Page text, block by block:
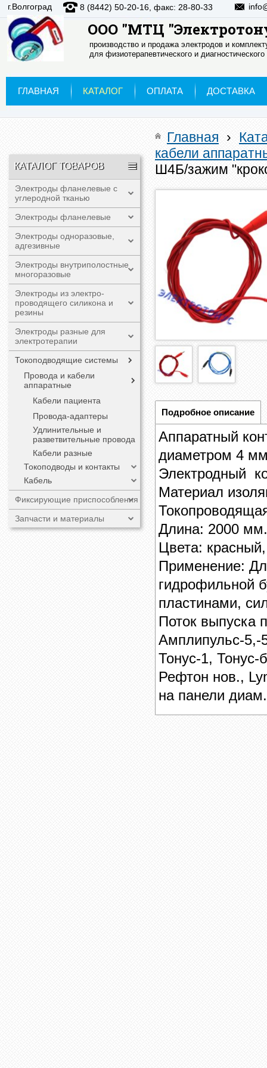
ООО "МТЦ
производство и продажа электродов и
для физиотерапевтического и
г.Волгоград 8 (8442) 50-20-16, факс: 28-80-33
ГЛАВНАЯ КАТАЛОГ ОПЛАТА ДОСТАВКА
КАТАЛОГ ТОВАРОВ
Электроды фланелевые с
углеродной тканью
Электроды фланелевые
Электроды одноразовые,
адгезивные
Электроды внутриполостные
многоразовые
Электроды из электро-
проводящего силикона и
резины
Электроды разные для
электротерапии
Токоподводящие системы
Провода и кабели
аппаратные
Кабели пациента
Провода-адаптеры
Удлинительные и
разветвительные провода
Кабели разные
Токоподводы и контакты
Кабель
Фиксирующие приспособления
Запчасти и материалы
Главная ›
кабели
Ш4Б/зажим
Подробное описание
Аппаратный
диаметром 4
Электродный
Материал
Длина: 2000
Цвета:
Применение:
гидрофильной
пластинами,
Поток выпуска
Амплипульс-
Тонус-1,
Рефтон нов.,
на панели